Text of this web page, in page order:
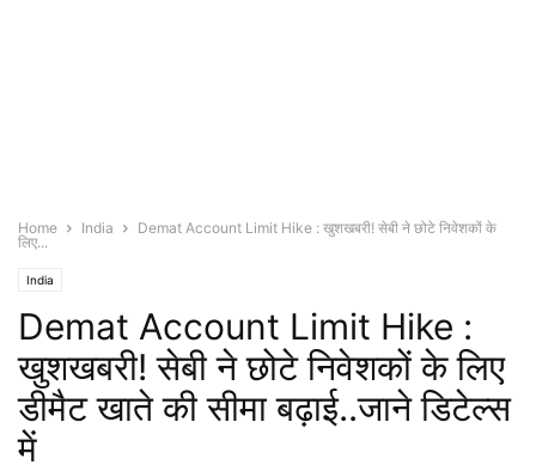
Home India
Demat Account Limit Hike : खुशखबरी! सेबी ने छोटे निवेशकों के
लिए...
India
Demat Account Limit Hike :
खुशखबरी! सेबी ने छोटे निवेशकों के लिए
डीमैट खाते की सीमा बढ़ाई..जाने डिटेल्स
में